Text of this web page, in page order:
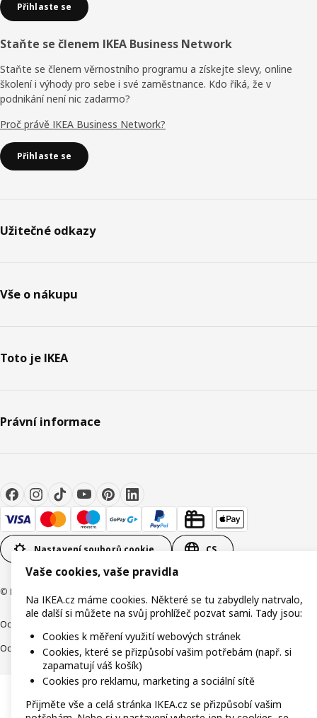
Přihlaste se
Staňte se členem IKEA Business Network
Staňte se členem věrnostního programu a získejte slevy, online
školení i výhody pro sebe i své zaměstnance. Kdo říká, že v
podnikání není nic zadarmo?
Proč právě IKEA Business Network?
Přihlaste se
Užitečné odkazy
Vše o nákupu
Toto je IKEA
Právní informace
Nastavení souborů cookie CS
© Inter IKEA Systems B.V. 1999-2026
Ochrana osobních údajů
Ochrana Oznamovatelů
Vaše cookies, vaše pravidla
Na IKEA.cz máme cookies. Některé se tu zabydlely natrvalo,
ale další si můžete na svůj prohlížeč pozvat sami. Tady jsou:
Cookies k měření využití webových stránek
Cookies, které se přizpůsobí vašim potřebám (např. si
zapamatují váš košík)
Cookies pro reklamu, marketing a sociální sítě
Přijměte vše a celá stránka IKEA.cz se přizpůsobí vašim